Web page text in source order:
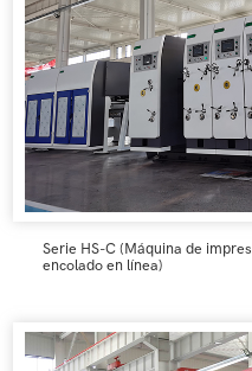
Serie HS-C (Máquina de
encolado en línea)